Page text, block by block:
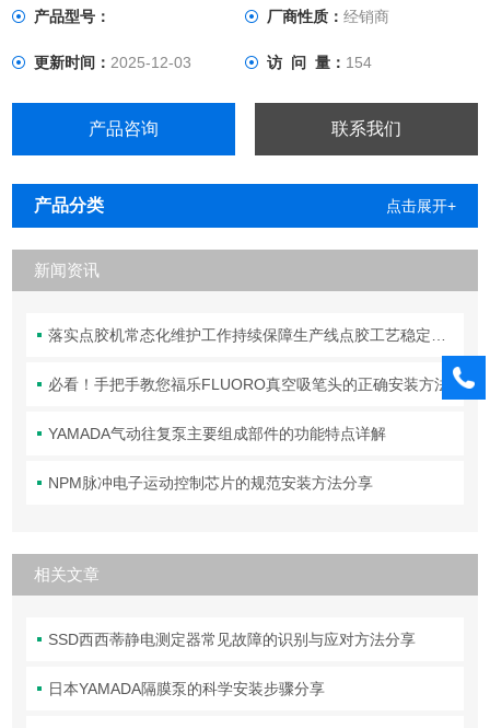
个袖口）内径φ32×2000mm除尘器PC-1■ 设置内容
产品型号： 厂商性质： 经销商
更新时间：2025-12-03 访 问 量： 154
产品咨询 联系我们
产品分类 点击展开+
新闻资讯
落实点胶机常态化维护工作持续保障生产线点胶工艺稳定合规
必看！手把手教您福乐FLUORO真空吸笔头的正确安装方法
YAMADA气动往复泵主要组成部件的功能特点详解
NPM脉冲电子运动控制芯片的规范安装方法分享
相关文章
SSD西西蒂静电测定器常见故障的识别与应对方法分享
日本YAMADA隔膜泵的科学安装步骤分享